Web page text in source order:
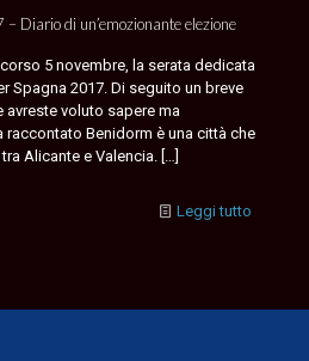
Diario di un’emozionante elezione
5 novembre, la serata dedicata
Spagna 2017. Di seguito un breve
voluto sapere ma
Benidorm è una città che
Alicante e Valencia. […]
Leggi tutto